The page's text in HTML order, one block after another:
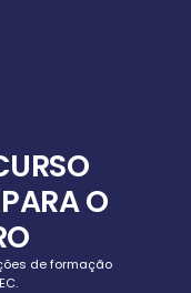
O
de formação